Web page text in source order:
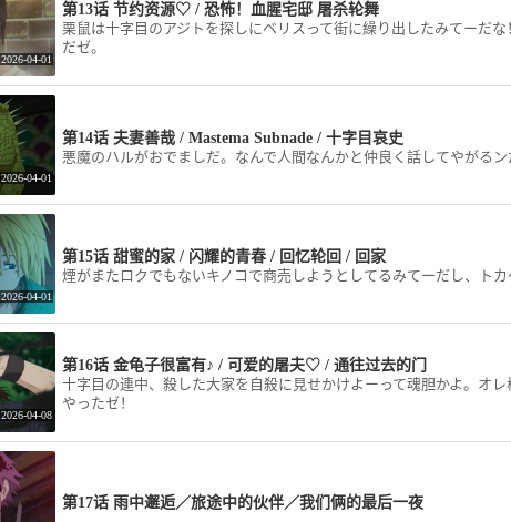
2026-04-01
第13话 节约资源♡ / 恐怖！血腥宅邸 屠杀轮舞
栗鼠は十字目のアジトを探しにベリスって街に繰り出したみてーだ
だゼ。
2026-04-01
第14话 夫妻善哉 / Mastema Subnade / 十字目哀史
悪魔のハルがおでましだ。なんで人間なんかと仲良く話してやがる
2026-04-01
第15话 甜蜜的家 / 闪耀的青春 / 回忆轮回 / 回家
煙がまたロクでもないキノコで商売しようとしてるみてーだし、ト
2026-04-08
第16话 金龟子很富有♪ / 可爱的屠夫♡ / 通往过去的门
十字目の連中、殺した大家を自殺に見せかけよーって魂胆かよ。オ
やったゼ！
第17话 雨中邂逅／旅途中的伙伴／我们俩的最后一夜